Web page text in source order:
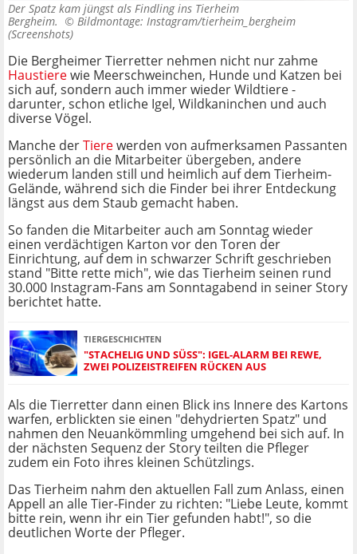
Der Spatz kam jüngst als Findling ins Tierheim
Bergheim. © Bildmontage: Instagram/tierheim_bergheim
(Screenshots)
Die Bergheimer Tierretter nehmen nicht nur zahme
Haustierewie Meerschweinchen, Hunde und Katzen bei
sich auf, sondern auch immer wieder Wildtiere -
darunter, schon etliche Igel, Wildkaninchen und auch
diverse Vögel.
Manche derTierewerden von aufmerksamen Passanten
persönlich an die Mitarbeiter übergeben, andere
wiederum landen still und heimlich auf dem Tierheim-
Gelände, während sich die Finder bei ihrer Entdeckung
längst aus dem Staub gemacht haben.
So fanden die Mitarbeiter auch am Sonntag wieder
einen verdächtigen Karton vor den Toren der
Einrichtung, auf dem in schwarzer Schrift geschrieben
stand "Bitte rette mich", wie das Tierheim seinen rund
30.000 Instagram-Fans am Sonntagabend in seiner Story
berichtet hatte.
TIERGESCHICHTEN
"STACHELIG UND SÜSS": IGEL-ALARM BEI REWE, Z
WEI POLIZEISTREIFEN RÜCKEN AUS
Als die Tierretter dann einen Blick ins Innere des Kartons
warfen, erblickten sie einen "dehydrierten Spatz" und
nahmen den Neuankömmling umgehend bei sich auf. In
der nächsten Sequenz der Story teilten die Pfleger
zudem ein Foto ihres kleinen Schützlings.
Das Tierheim nahm den aktuellen Fall zum Anlass, einen
Appell an alle Tier-Finder zu richten: "Liebe Leute, kommt
bitte rein, wenn ihr ein Tier gefunden habt!", so die
deutlichen Worte der Pfleger.